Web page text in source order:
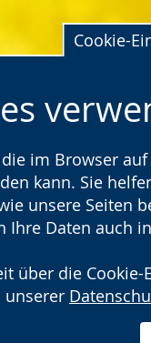
Cookie-
im Browser
kann. Sie
unsere Seiten
Ihre Daten
über die
unserer